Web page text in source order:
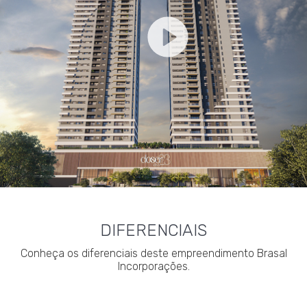
DIFERENCIAIS
Conheça os diferenciais deste empreendimento Brasal
Incorporações.